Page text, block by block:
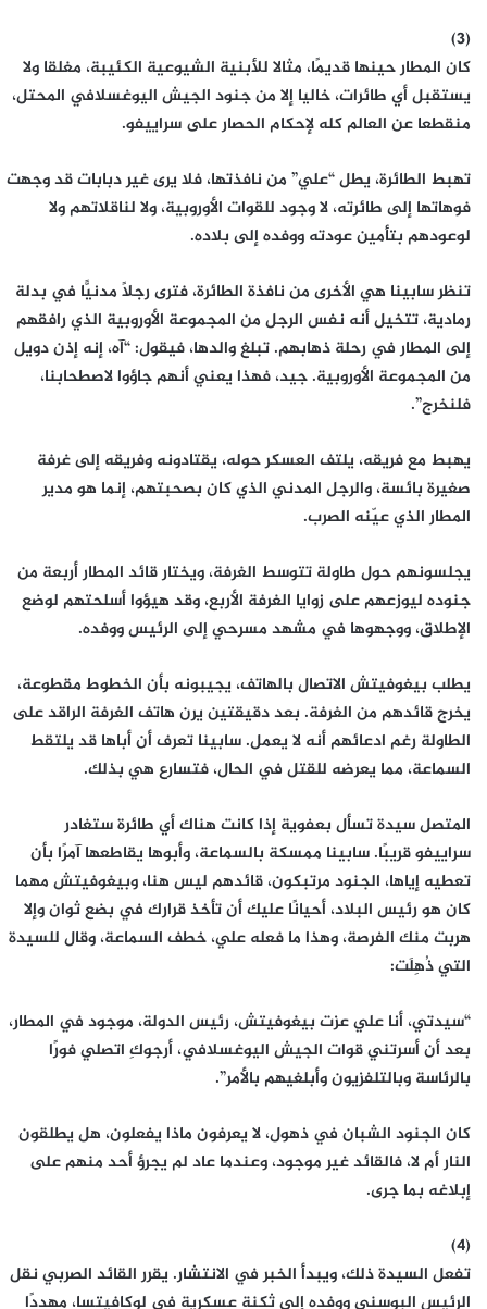
(3)
كان المطار حينها قديمًا، مثالا للأبنية الشيوعية الكئيبة، مغلقا ولا
يستقبل أي طائرات، خاليا إلا من جنود الجيش اليوغسلافي المحتل،
منقطعا عن العالم كله لإحكام الحصار على سراييفو.
تهبط الطائرة، يطل “علي” من نافذتها، فلا يرى غير دبابات قد وجهت
فوهاتها إلى طائرته، لا وجود للقوات الأوروبية، ولا لناقلاتهم ولا
لوعودهم بتأمين عودته ووفده إلى بلاده.
تنظر سابينا هي الأخرى من نافذة الطائرة، فترى رجلًا مدنيًّا في بدلة
رمادية، تتخيل أنه نفس الرجل من المجموعة الأوروبية الذي رافقهم
إلى المطار في رحلة ذهابهم. تبلغ والدها، فيقول: “آه، إنه إذن دويل
من المجموعة الأوروبية. جيد، فهذا يعني أنهم جاؤوا لاصطحابنا،
فلنخرج”.
يهبط مع فريقه، يلتف العسكر حوله، يقتادونه وفريقه إلى غرفة
صغيرة بائسة، والرجل المدني الذي كان بصحبتهم، إنما هو مدير
المطار الذي عيّنه الصرب.
يجلسونهم حول طاولة تتوسط الغرفة، ويختار قائد المطار أربعة من
جنوده ليوزعهم على زوايا الغرفة الأربع، وقد هيؤوا أسلحتهم لوضع
الإطلاق، ووجهوها في مشهد مسرحي إلى الرئيس ووفده.
يطلب بيغوفيتش الاتصال بالهاتف، يجيبونه بأن الخطوط مقطوعة،
يخرج قائدهم من الغرفة. بعد دقيقتين يرن هاتف الغرفة الراقد على
الطاولة رغم ادعائهم أنه لا يعمل. سابينا تعرف أن أباها قد يلتقط
السماعة، مما يعرضه للقتل في الحال، فتسارع هي بذلك.
المتصل سيدة تسأل بعفوية إذا كانت هناك أي طائرة ستغادر
سراييفو قريبًا. سابينا ممسكة بالسماعة، وأبوها يقاطعها آمرًا بأن
تعطيه إياها، الجنود مرتبكون، قائدهم ليس هنا، وبيغوفيتش مهما
كان هو رئيس البلاد، أحيانًا عليك أن تأخذ قرارك في بضع ثوان وإلا
هربت منك الفرصة، وهذا ما فعله علي، خطف السماعة، وقال للسيدة
التي ذُهِلَت:
“سيدتي، أنا علي عزت بيغوفيتش، رئيس الدولة، موجود في المطار،
بعد أن أسرتني قوات الجيش اليوغسلافي، أرجوكِ اتصلي فورًا
بالرئاسة وبالتلفزيون وأبلغيهم بالأمر”.
كان الجنود الشبان في ذهول، لا يعرفون ماذا يفعلون، هل يطلقون
النار أم لا، فالقائد غير موجود، وعندما عاد لم يجرؤ أحد منهم على
إبلاغه بما جرى.
(4)
تفعل السيدة ذلك، ويبدأ الخبر في الانتشار. يقرر القائد الصربي نقل
الرئيس البوسني ووفده إلى ثكنة عسكرية في لوكافيتسا، مهددًا